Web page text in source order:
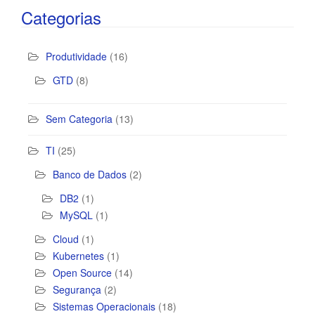
Categorias
Produtividade (16)
GTD (8)
Sem Categoria (13)
TI (25)
Banco de Dados (2)
DB2 (1)
MySQL (1)
Cloud (1)
Kubernetes (1)
Open Source (14)
Segurança (2)
Sistemas Operacionais (18)